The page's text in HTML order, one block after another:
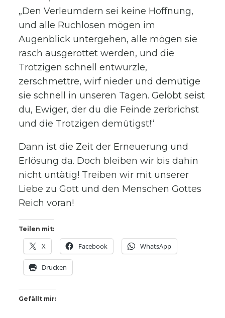
„Den Verleumdern sei keine Hoffnung,
und alle Ruchlosen mögen im
Augenblick untergehen, alle mögen sie
rasch ausgerottet werden, und die
Trotzigen schnell entwurzle,
zerschmettre, wirf nieder und demütige
sie schnell in unseren Tagen. Gelobt seist
du, Ewiger, der du die Feinde zerbrichst
und die Trotzigen demütigst!“
Dann ist die Zeit der Erneuerung und
Erlösung da. Doch bleiben wir bis dahin
nicht untätig! Treiben wir mit unserer
Liebe zu Gott und den Menschen Gottes
Reich voran!
Teilen mit:
X Facebook WhatsApp
Drucken
Gefällt mir: